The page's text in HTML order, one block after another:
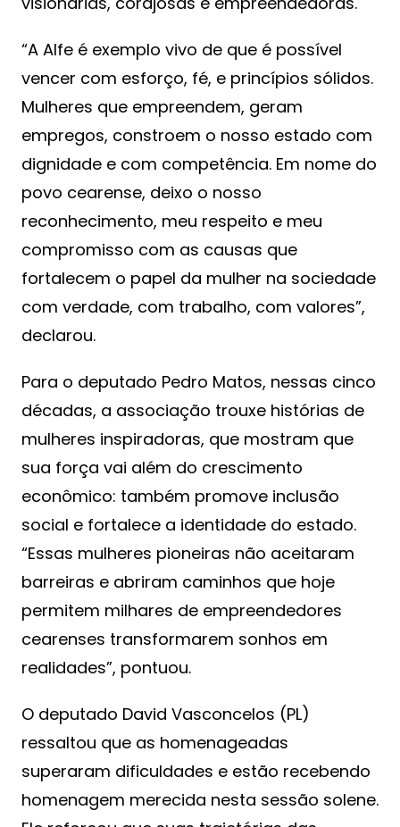
“A Alfe é exemplo vivo de que é possível
vencer com esforço, fé, e princípios sólidos.
Mulheres que empreendem, geram
empregos, constroem o nosso estado com
dignidade e com competência. Em nome do
povo cearense, deixo o nosso
reconhecimento, meu respeito e meu
compromisso com as causas que
fortalecem o papel da mulher na sociedade
com verdade, com trabalho, com valores”,
declarou.
Para o deputado Pedro Matos, nessas cinco
décadas, a associação trouxe histórias de
mulheres inspiradoras, que mostram que
sua força vai além do crescimento
econômico: também promove inclusão
social e fortalece a identidade do estado.
“Essas mulheres pioneiras não aceitaram
barreiras e abriram caminhos que hoje
permitem milhares de empreendedores
cearenses transformarem sonhos em
realidades”, pontuou.
O deputado David Vasconcelos (PL)
ressaltou que as homenageadas
superaram dificuldades e estão recebendo
homenagem merecida nesta sessão solene.